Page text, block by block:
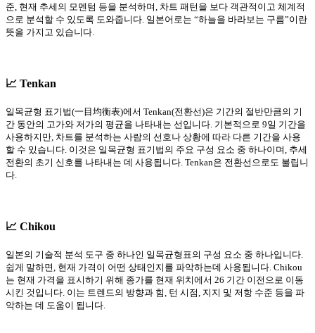
준, 현재 추세의 모멘텀 등을 분석하며, 차트 패턴을 보다 객관적이고 체계적
으로 분석할 수 있도록 도와줍니다. 일본어로는 “하늘을 바라보는 구름”이란
뜻을 가지고 있습니다.
📈 Tenkan
일목균형 표기법(一目均衡表)에서 Tenkan(전환선)은 기간의 절반만큼의 기
간 동안의 고가와 저가의 평균을 나타내는 선입니다. 기본적으로 9일 기간을
사용하지만, 차트를 분석하는 사람의 선호나 상황에 따라 다른 기간을 사용
할 수 있습니다. 이것은 일목균형 표기법의 주요 구성 요소 중 하나이며, 추세
전환의 초기 신호를 나타내는 데 사용됩니다. Tenkan은 전환선으로도 불립니
다.
📈 Chikou
일본의 기술적 분석 도구 중 하나인 일목균형표의 구성 요소 중 하나입니다.
쉽게 말하면, 현재 가격이 어떤 상태인지를 파악하는데 사용됩니다. Chikou
는 현재 가격을 표시하기 위해 종가를 현재 위치에서 26 기간 이전으로 이동
시킨 것입니다. 이는 트렌드의 방향과 힘, 턴 시점, 지지 및 저항 수준 등을 파
악하는 데 도움이 됩니다.